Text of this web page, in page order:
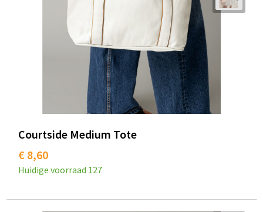
Courtside Medium Tote
€ 8,60
Huidige voorraad 127